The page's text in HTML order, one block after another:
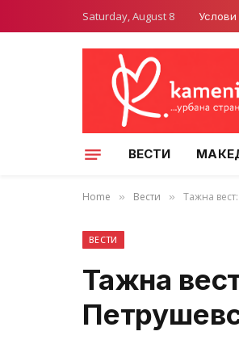
Saturday, August 8
ВЕСТИ
Home » Вести » Тажна
ВЕСТИ
Тажна